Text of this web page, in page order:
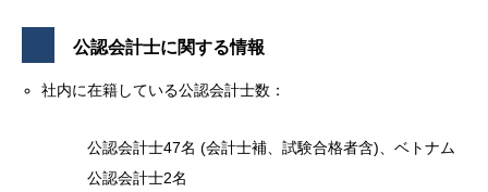
公認会計士に関する情報
社内に在籍している公認会計士数：
公認会計士47名 (会計士補、試験合格者含)、ベトナム
公認会計士2名